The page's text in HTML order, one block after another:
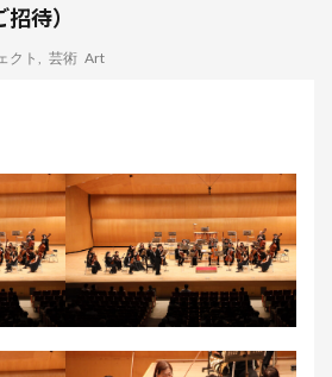
待）
クト 芸術 Art